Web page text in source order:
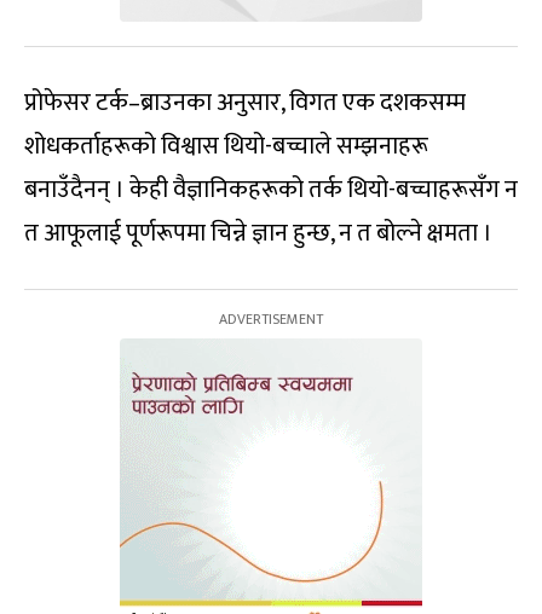
प्रोफेसर टर्क–ब्राउनका अनुसार, विगत एक दशकसम्म
शोधकर्ताहरूको विश्वास थियो-बच्चाले सम्झनाहरू
बनाउँदैनन् । केही वैज्ञानिकहरूको तर्क थियो-बच्चाहरूसँग न
त आफूलाई पूर्णरूपमा चिन्ने ज्ञान हुन्छ, न त बोल्ने क्षमता ।